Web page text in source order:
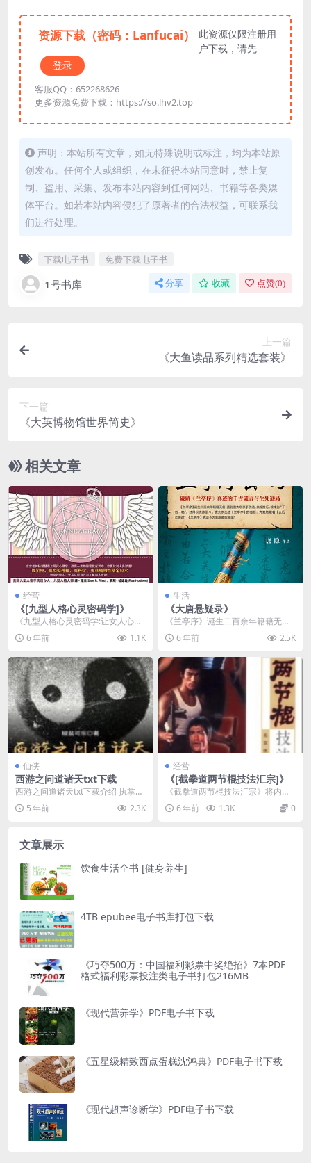
资源下载（密码：Lanfucai）
此资源仅限注册用
户下载，请先
登录
客服QQ：652268626
更多资源免费下载：https://so.lhv2.top
声明：本站所有文章，如无特殊说明或标注，均为本站原
创发布。任何个人或组织，在未征得本站同意时，禁止复
制、盗用、采集、发布本站内容到任何网站、书籍等各类媒
体平台。如若本站内容侵犯了原著者的合法权益，可联系我
们进行处理。
下载电子书 免费下载电子书
1号书库 分享 收藏 点赞(0)
上一篇
《大鱼读品系列精选套装》
下一篇
《大英博物馆世界简史》
相关文章
经营
《[九型人格心灵密码学]》
《九型人格心灵密码学:让女人心想
事成的性格能量书》的主要内容
是：二十一世纪的今天...
6 年前 1.1K
生活
《大唐悬疑录》
《兰亭序》诞生二百余年籍籍无
名，直到唐太宗亲手伪造，血腥推
行，被捧为千古一帖，才...
6 年前 2.5K
仙侠
西游之问道诸天txt下载
西游之问道诸天txt下载介绍 执掌诸
天轮回钟，纵横诸天国际！穿越到
西游国际里，莫...
5 年前 2.3K
经营
《[截拳道两节棍技法汇宗]》
《截拳道两节棍技法汇宗》将内容
分成舞花训练和实战应用两大部
分，从两节棍技艺的初、...
6 年前 1.3K 0
文章展示
饮食生活全书 [健身养生]
4TB epubee电子书库打包下载
《巧夺500万：中国福利彩票中奖绝招》7本PDF
格式福利彩票投注类电子书打包216MB
《现代营养学》PDF电子书下载
《五星级精致西点蛋糕沈鸿典》PDF电子书下载
《现代超声诊断学》PDF电子书下载